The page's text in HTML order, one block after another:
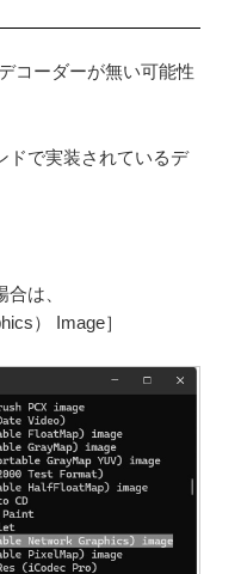
コーダーが無い可能性
ドで実装されているデ
は、
） Image］